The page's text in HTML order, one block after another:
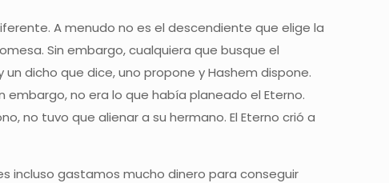
A menudo no es el descendiente que elige la
Sin embargo, cualquiera que busque el
dicho que dice, uno propone y Hashem dispone.
no era lo que había planeado el Eterno.
no tuvo que alienar a su hermano. El Eterno crió a
incluso gastamos mucho dinero para conseguir